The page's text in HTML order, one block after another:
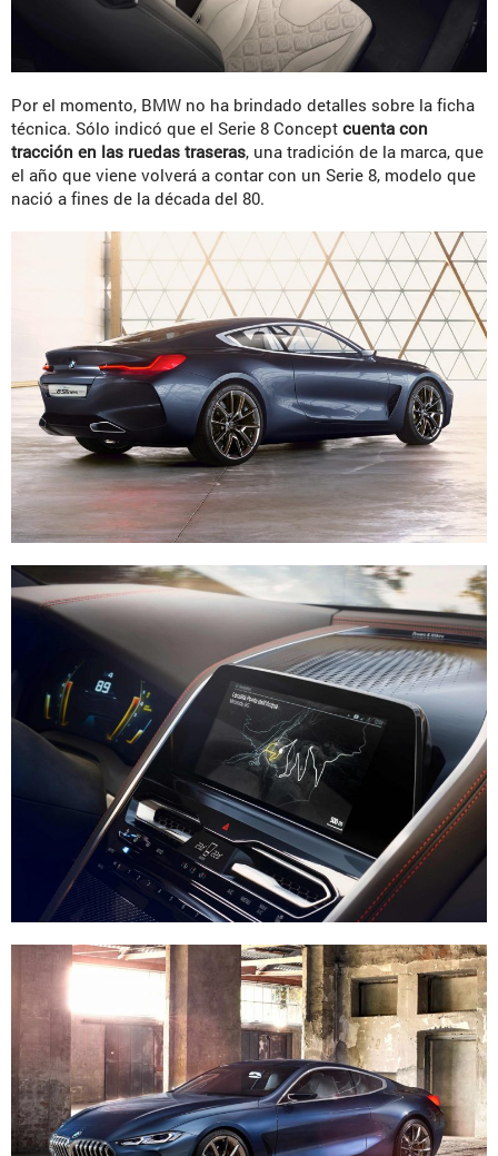
Por el momento, BMW no ha brindado detalles sobre la ficha
técnica. Sólo indicó que el Serie 8 Concept cuenta con
tracción en las ruedas traseras, una tradición de la marca, que
el año que viene volverá a contar con un Serie 8, modelo que
nació a fines de la década del 80.